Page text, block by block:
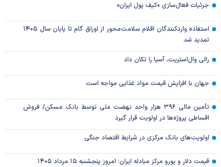
جزئیات فعال‌سازی «کیف پول ایران»
استفاده واردکنندگان اقلام سلامت‌محور از اوراق گام تا پایان سال ۱۴۰۵
تمدید شد
رالی وال‌استریت، آسیا را تکان داد
جهان با افزایش قیمت مواد غذایی مواجه است
تأمین مالی ۳۹۶ هزار واحد نهضت ملی توسط بانک مسکن/ فروش
اقساطی پروژه‌ها در اولویت قرار گیرد
اولویت‌های بانک مرکزی در شرایط اقتصاد جنگی
قیمت دلار و یورو مرکز مبادله ایران؛ امروز پنجشنبه ۱۵ مرداد ۱۴۰۵